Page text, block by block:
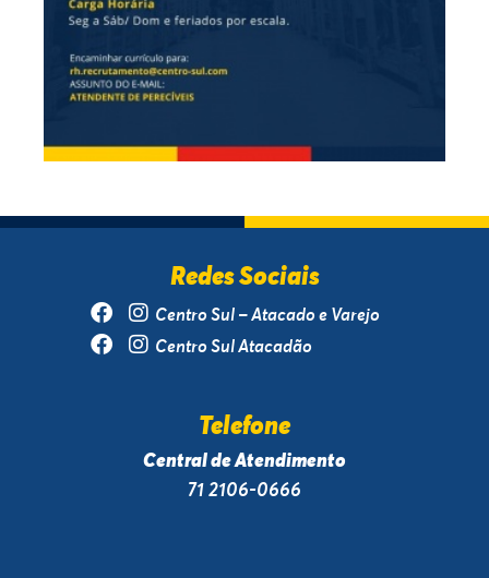
Redes Sociais
Centro Sul – Atacado e Varejo
Centro Sul Atacadão
Telefone
Central de Atendimento
71 2106-0666